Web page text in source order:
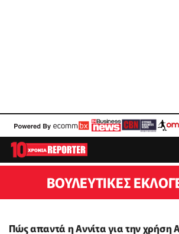
ΒΟΥΛΕΥΤΙΚΈΣ
Πώς απαντά η Αννίτα για την χρήση